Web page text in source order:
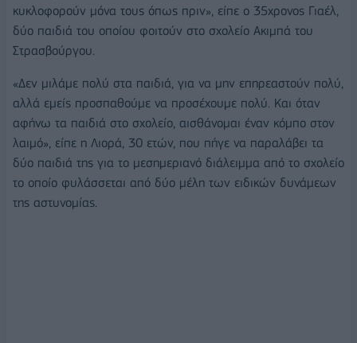
κυκλοφορούν μόνα τους όπως πριν», είπε ο 35χρονος Γιαέλ,
δύο παιδιά του οποίου φοιτούν στο σχολείο Ακιμπά του
Στρασβούργου.
«Δεν μιλάμε πολύ στα παιδιά, για να μην επηρεαστούν πολύ,
αλλά εμείς προσπαθούμε να προσέχουμε πολύ. Και όταν
αφήνω τα παιδιά στο σχολείο, αισθάνομαι έναν κόμπο στον
λαιμό», είπε η Λιορά, 30 ετών, που πήγε να παραλάβει τα
δύο παιδιά της για το μεσημεριανό διάλειμμα από το σχολείο
το οποίο φυλάσσεται από δύο μέλη των ειδικών δυνάμεων
της αστυνομίας.